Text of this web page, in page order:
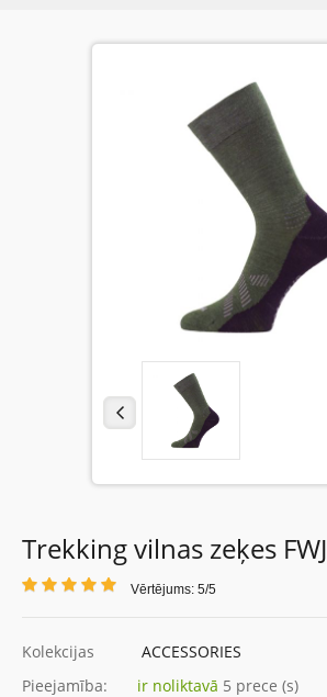
Trekking vilnas zeķes FWJ
Vērtējums: 5/5
Kolekcijas
ACCESSORIES
Pieejamība:
ir noliktavā 5 prece (s)